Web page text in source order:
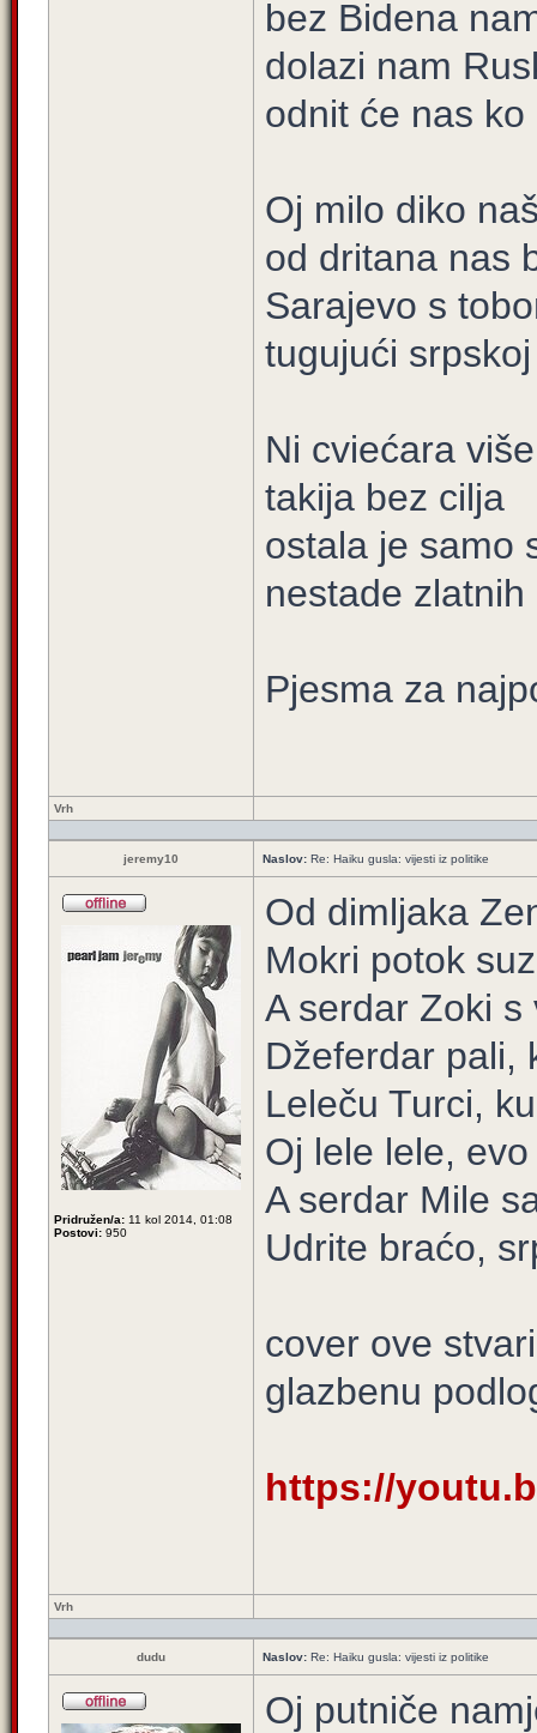
bez Bidena
dolazi nam
odnit će nas
Oj milo diko
od dritana nas
Sarajevo s
tugujući
Ni cviećara
takija bez cilja
ostala je samo
nestade
Pjesma za
Vrh
jeremy10 Naslov: Re: Haiku gusla: vijesti iz politike
Pridružen/a: 11 kol 2014, 01:08
Postovi: 950
Od dimljaka
Mokri potok
A serdar Zoki s
Džeferdar pali,
Leleču Turci,
Oj lele lele,
A serdar Mile
Udrite braćo,
cover ove
glazbenu
https://
Vrh
dudu Naslov: Re: Haiku gusla: vijesti iz politike
Oj putniče